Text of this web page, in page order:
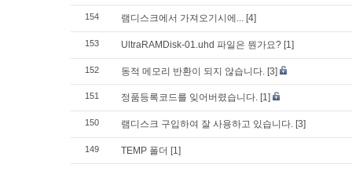
154 램디스크에서 가져오기시에... [4]
153 UltraRAMDisk-01.uhd 파일은 뭔가요? [1]
152 동적 메모리 반환이 되지 않습니다. [3]
151 정품등록코드를 잊어버렸습니다. [1]
150 램디스크 구입하여 잘 사용하고 있습니다. [3]
149 TEMP 폴더 [1]